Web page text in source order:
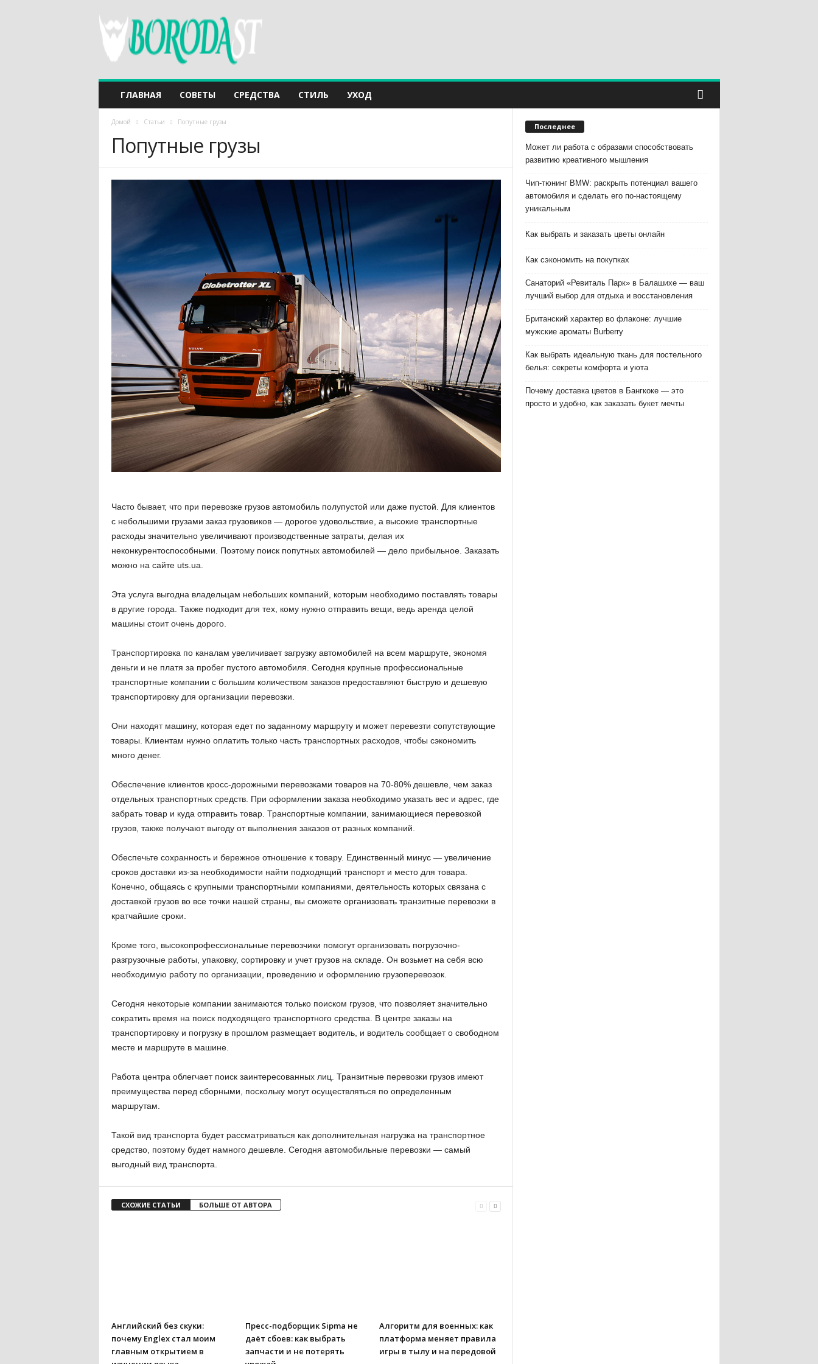
ГЛАВНАЯ СОВЕТЫ СРЕДСТВА СТИЛЬ УХОД
Домой Статьи Попутные грузы
Попутные грузы
Часто бывает, что при перевозке грузов автомобиль полупустой или даже пустой. Для клиентов
с небольшими грузами заказ грузовиков — дорогое удовольствие, а высокие транспортные
расходы значительно увеличивают производственные затраты, делая их
неконкурентоспособными. Поэтому поиск попутных автомобилей — дело прибыльное. Заказать
можно на сайте uts.ua.
Эта услуга выгодна владельцам небольших компаний, которым необходимо поставлять товары
в другие города. Также подходит для тех, кому нужно отправить вещи, ведь аренда целой
машины стоит очень дорого.
Транспортировка по каналам увеличивает загрузку автомобилей на всем маршруте, экономя
деньги и не платя за пробег пустого автомобиля. Сегодня крупные профессиональные
транспортные компании с большим количеством заказов предоставляют быструю и дешевую
транспортировку для организации перевозки.
Они находят машину, которая едет по заданному маршруту и ​​может перевезти сопутствующие
товары. Клиентам нужно оплатить только часть транспортных расходов, чтобы сэкономить
много денег.
Обеспечение клиентов кросс-дорожными перевозками товаров на 70-80% дешевле, чем заказ
отдельных транспортных средств. При оформлении заказа необходимо указать вес и адрес, где
забрать товар и куда отправить товар. Транспортные компании, занимающиеся перевозкой
грузов, также получают выгоду от выполнения заказов от разных компаний.
Обеспечьте сохранность и бережное отношение к товару. Единственный минус — увеличение
сроков доставки из-за необходимости найти подходящий транспорт и место для товара.
Конечно, общаясь с крупными транспортными компаниями, деятельность которых связана с
доставкой грузов во все точки нашей страны, вы сможете организовать транзитные перевозки в
кратчайшие сроки.
Кроме того, высокопрофессиональные перевозчики помогут организовать погрузочно-
разгрузочные работы, упаковку, сортировку и учет грузов на складе. Он возьмет на себя всю
необходимую работу по организации, проведению и оформлению грузоперевозок.
Сегодня некоторые компании занимаются только поиском грузов, что позволяет значительно
сократить время на поиск подходящего транспортного средства. В центре заказы на
транспортировку и погрузку в прошлом размещает водитель, и водитель сообщает о свободном
месте и маршруте в машине.
Работа центра облегчает поиск заинтересованных лиц. Транзитные перевозки грузов имеют
преимущества перед сборными, поскольку могут осуществляться по определенным
маршрутам.
Такой вид транспорта будет рассматриваться как дополнительная нагрузка на транспортное
средство, поэтому будет намного дешевле. Сегодня автомобильные перевозки — самый
выгодный вид транспорта.
СХОЖИЕ СТАТЬИ БОЛЬШЕ ОТ АВТОРА
Английский без скуки:
почему Englex стал моим
главным открытием в
Пресс-подборщик Sipma не
даёт сбоев: как выбрать
запчасти и не потерять
Алгоритм для военных: как
платформа меняет правила
игры в тылу и на передовой
Последнее
Может ли работа с образами способствовать
развитию креативного мышления
Чип-тюнинг BMW: раскрыть потенциал вашего
автомобиля и сделать его по-настоящему
уникальным
Как выбрать и заказать цветы онлайн
Как сэкономить на покупках
Санаторий «Ревиталь Парк» в Балашихе — ваш
лучший выбор для отдыха и восстановления
Британский характер во флаконе: лучшие
мужские ароматы Burberry
Как выбрать идеальную ткань для постельного
белья: секреты комфорта и уюта
Почему доставка цветов в Бангкоке — это
просто и удобно, как заказать букет мечты